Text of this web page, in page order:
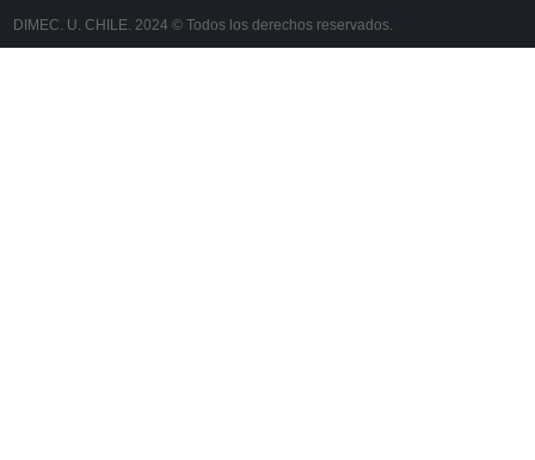
DIMEC. U. CHILE. 2024 © Todos los derechos reservados.